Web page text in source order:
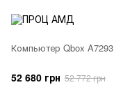
Компьютер Qbox A7293
52 680 грн 52 772 грн